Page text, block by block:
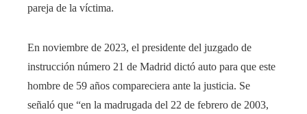
pareja de la víctima.
En noviembre de 2023, el presidente del juzgado de
instrucción número 21 de Madrid dictó auto para que este
hombre de 59 años compareciera ante la justicia. Se
señaló que “en la madrugada del 22 de febrero de 2003,